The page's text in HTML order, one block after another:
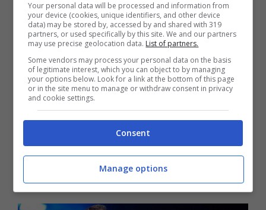
suo debutto nel lontano 1973 al Rainbow
Concert; lo strumento, iconico, accompagnò
consentì più performance professionali.
Un vero pezzo unico da collezione, oggi
quotato all’asta 960.000 dollari, un gioiello
della musica rock che ha avi illustri e super
Your personal data will be processed and information from
your device (cookies, unique identifiers, and other device
data) may be stored by, accessed by and shared with 319
partners, or used specifically by this site. We and our partners
may use precise geolocation data. List of partners.
Some vendors may process your personal data on the basis
of legitimate interest, which you can object to by managing
your options below. Look for a link at the bottom of this page
or in the site menu to manage or withdraw consent in privacy
and cookie settings.
Consent
Manage options